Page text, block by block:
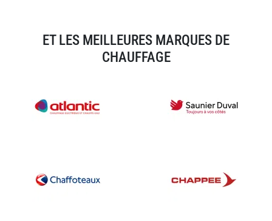
ET LES MEILLEURES MARQUES DE
CHAUFFAGE